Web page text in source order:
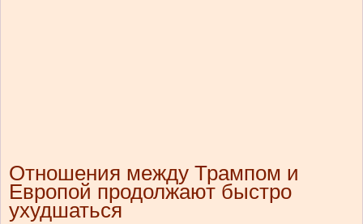
Отношения между Трампом и
Европой продолжают быстро
ухудшаться